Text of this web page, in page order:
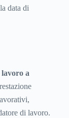
data di
lavoro a
di lavoro.